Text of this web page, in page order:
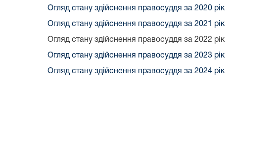
Огляд стану здійснення правосуддя за 2020 рік
Огляд стану здійснення правосуддя за 2021 рік
Огляд стану здійснення правосуддя за 2022 рік
Огляд стану здійснення правосуддя за 2023 рік
Огляд стану здійснення правосуддя за 2024 рік